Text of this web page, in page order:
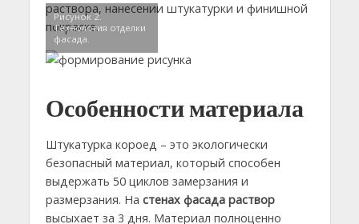
раствора, нанесении штукатурки и финишной
покраске.
Рисунок 2.
Технология отделки
фасада.
Особенности материала
Штукатурка короед – это экологически
безопасный материал, который способен
выдержать 50 циклов замерзания и
размерзания. На стенах фасада раствор
высыхает за 3 дня. Материал полноценно